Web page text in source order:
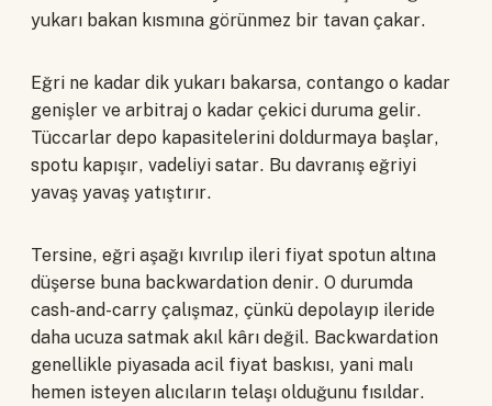
yukarı bakan kısmına görünmez bir tavan çakar.
Eğri ne kadar dik yukarı bakarsa, contango o kadar
genişler ve arbitraj o kadar çekici duruma gelir.
Tüccarlar depo kapasitelerini doldurmaya başlar,
spotu kapışır, vadeliyi satar. Bu davranış eğriyi
yavaş yavaş yatıştırır.
Tersine, eğri aşağı kıvrılıp ileri fiyat spotun altına
düşerse buna backwardation denir. O durumda
cash-and-carry çalışmaz, çünkü depolayıp ileride
daha ucuza satmak akıl kârı değil. Backwardation
genellikle piyasada acil fiyat baskısı, yani malı
hemen isteyen alıcıların telaşı olduğunu fısıldar.